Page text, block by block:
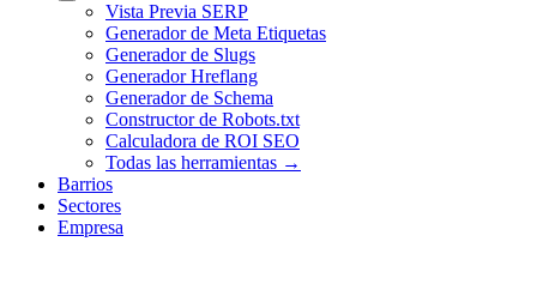
Vista Previa SERP
Generador de Meta Etiquetas
Generador de Slugs
Generador Hreflang
Generador de Schema
Constructor de Robots.txt
Calculadora de ROI SEO
Todas las herramientas →
Barrios
Sectores
Empresa